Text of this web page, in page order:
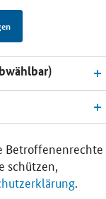
Betroffenenrechte
schützen,
.